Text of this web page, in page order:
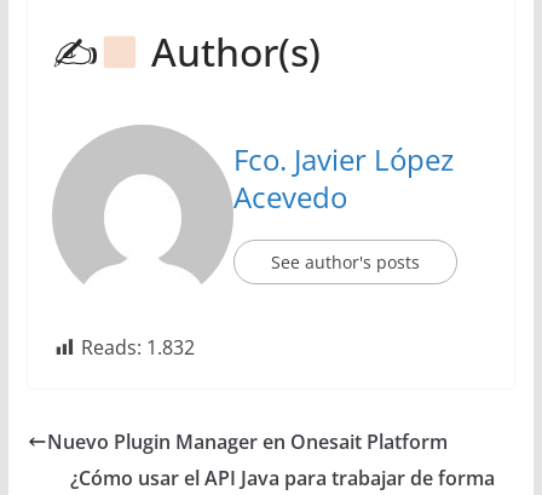
✍ Author(s)
Fco. Javier López
Acevedo
See author's posts
Reads: 1.832
Nuevo Plugin Manager en Onesait Platform
¿Cómo usar el API Java para trabajar de forma